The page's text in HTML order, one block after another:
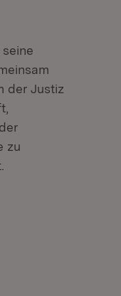
der Justiz
zu